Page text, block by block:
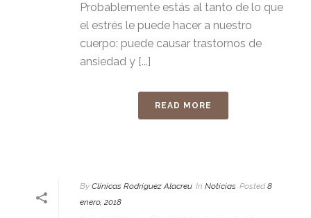
Probablemente estás al tanto de lo que
el estrés le puede hacer a nuestro
cuerpo: puede causar trastornos de
ansiedad y [...]
READ MORE
By Clínicas Rodríguez Alacreu In Noticias Posted 8
enero, 2018